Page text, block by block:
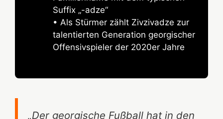
Suffix „-adze“
• Als Stürmer zählt Zivzivadze zur
talentierten Generation georgischer
Offensivspieler der 2020er Jahre
„Der georgische Fußball hat in den